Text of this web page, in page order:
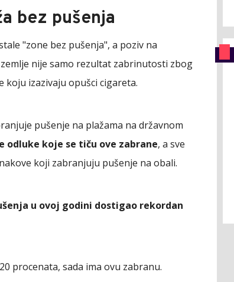
bez pušenja
"zone bez pušenja", a poziv na
nije samo rezultat zabrinutosti zbog
koju izazivaju opušci cigareta.
pušenje na plažama na državnom
odluke koje se tiču ove zabrane, a sve
koji zabranjuju pušenje na obali.
u ovoj godini dostigao rekordan
procenata, sada ima ovu zabranu.